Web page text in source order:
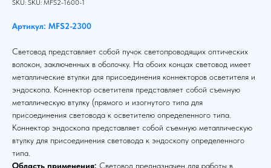
SKU: SKU: MFS2-1600-1
Артикул: MFS2-2300
Световод представляет собой пучок светопроводящих оптических
волокон, заключенных в оболочку. На обоих концах световод имеет
металлические втулки для присоединения коннекторов осветителя и
эндоскопа. Коннектор осветителя представляет собой съемную
металлическую втулку (прямого и изогнутого типа для
присоединения световода к осветителю определенного типа.
Коннектор эндоскопа представляет собой съемную металлическую
втулку для присоединения световода к эндоскопу определенного
типа.
Область применения: Световод предназначен для работы в